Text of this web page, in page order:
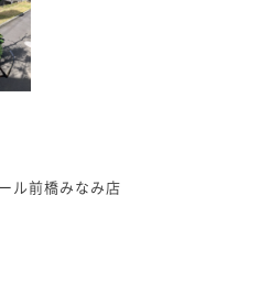
ル前橋みなみ店